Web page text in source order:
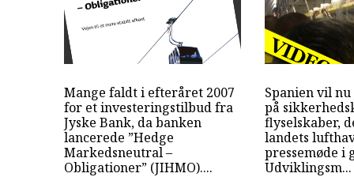
Mange faldt i efteråret 2007
for et investeringstilbud fra
Jyske Bank, da banken
lancerede ”Hedge
Markedsneutral –
Obligationer” (JIHMO)....
Spanien vil
på
flyselskaber,
landets
pressemøde i
Udviklingsm...